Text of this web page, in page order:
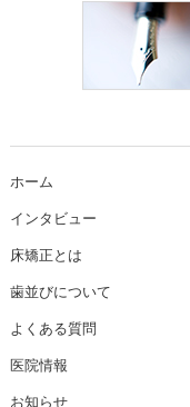
ホーム
インタビュー
床矯正とは
歯並びについて
よくある質問
医院情報
お知らせ